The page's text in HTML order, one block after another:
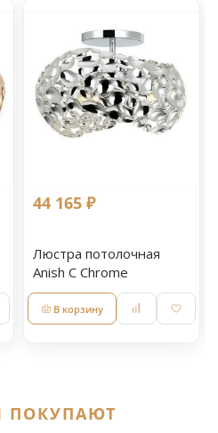
44 165 ₽
Люстра потолочная
Anish С Chrome
В корзину
ПОКУПАЮТ